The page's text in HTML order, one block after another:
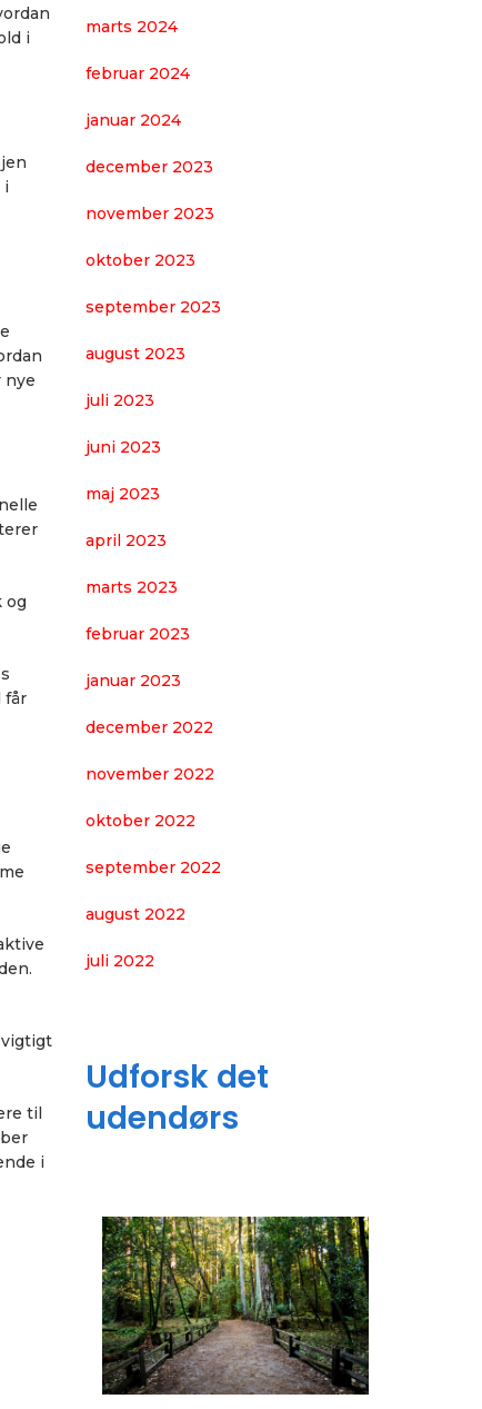
i
i
nye
og
får
til
i
marts 2024
februar 2024
januar 2024
december 2023
november 2023
oktober 2023
september 2023
august 2023
juli 2023
juni 2023
maj 2023
april 2023
marts 2023
februar 2023
januar 2023
december 2022
november 2022
oktober 2022
september 2022
august 2022
juli 2022
Udforsk det
udendørs